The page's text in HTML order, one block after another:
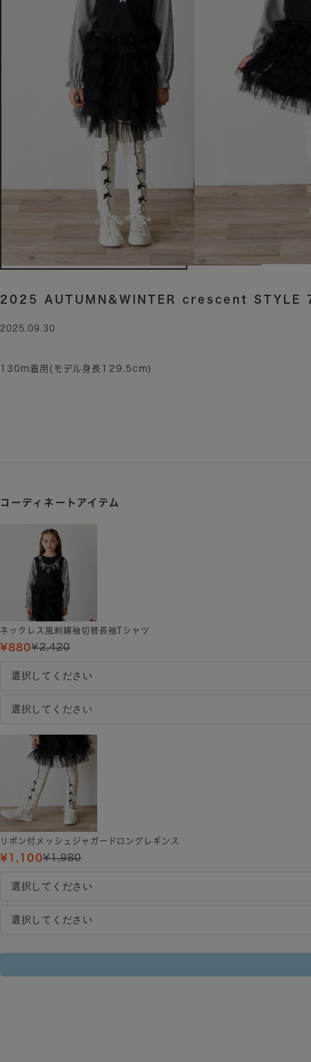
2025 AUTUMN&WINTER crescent STYLE
2025.09.30
130m着用(モデル身長129.5cm)
コーディネートアイテム
ネックレス風刺繍袖切替長袖Tシャツ
¥880¥2,420
リボン付メッシュジャガードロングレギンス
¥1,100¥1,980